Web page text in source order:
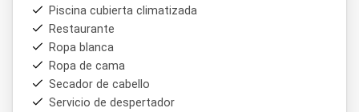
Piscina cubierta climatizada
Restaurante
Ropa blanca
Ropa de cama
Secador de cabello
Servicio de despertador